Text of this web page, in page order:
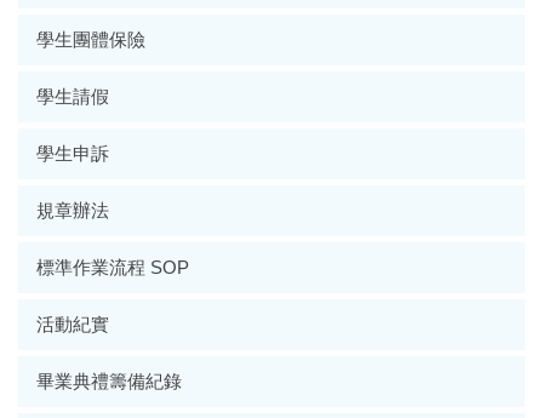
學生團體保險
學生請假
學生申訴
規章辦法
標準作業流程 SOP
活動紀實
畢業典禮籌備紀錄